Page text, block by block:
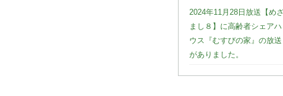
2024年11月28日放送【め
まし８】に高齢者シェアハ
ウス『むすびの家』の放送
がありました。